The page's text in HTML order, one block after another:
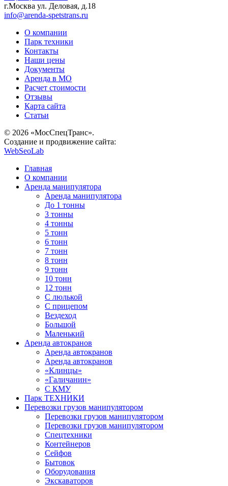
г.Москва ул. Деловая, д.18
info@arenda-spetstrans.ru
О компании
Парк техники
Контакты
Наши цены
Документы
Аренда в МО
Расчет стоимости
Отзывы
Карта сайта
Статьи
© 2026 «МосСпецТранс».
Создание и продвижение сайта:
WebSeoLab
Главная
О компании
Аренда манипулятора
Аренда манипулятора
До 1 тонны
3 тонны
4 тонны
5 тонн
6 тонн
7 тонн
8 тонн
9 тонн
10 тонн
12 тонн
С люлькой
С прицепом
Вездеход
Большой
Маленький
Аренда автокранов
Аренда автокранов
Аренда автокранов
«Клинцы»
«Галичанин»
С КМУ
Парк ТЕХНИКИ
Перевозки грузов манипулятором
Перевозки грузов манипулятором
Перевозки грузов манипулятором
Спецтехники
Контейнеров
Сейфов
Бытовок
Оборудования
Экскаваторов